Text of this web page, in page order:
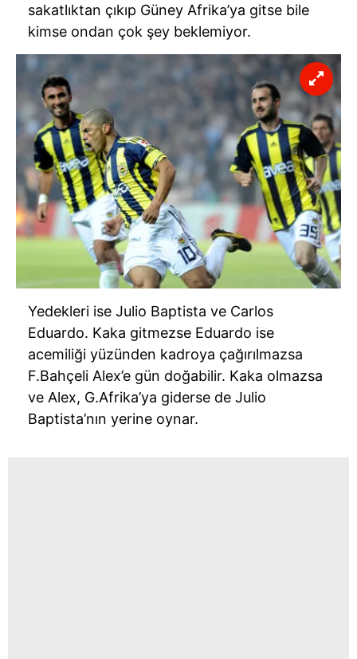
sakatlıktan çıkıp Güney Afrika’ya gitse bile
kimse ondan çok şey beklemiyor.
Yedekleri ise Julio Baptista ve Carlos
Eduardo. Kaka gitmezse Eduardo ise
acemiliği yüzünden kadroya çağırılmazsa
F.Bahçeli Alex’e gün doğabilir. Kaka olmazsa
ve Alex, G.Afrika’ya giderse de Julio
Baptista’nın yerine oynar.